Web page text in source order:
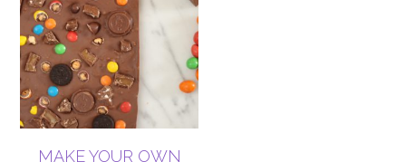
MAKE YOUR OWN